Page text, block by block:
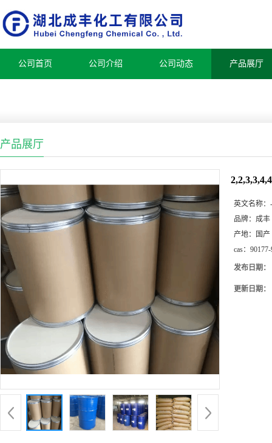
公司首页 公司介绍 公司动态 产品展厅
产品展厅
英文名称： -
品牌： 成丰
产地：
国产
cas：
发布日期：
更新日期：